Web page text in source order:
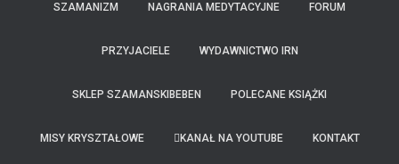
SZAMANIZM NAGRANIA MEDYTACYJNE FORUM
PRZYJACIELE WYDAWNICTWO IRN
SKLEP SZAMANSKIBEBEN POLECANE KSIĄŻKI
MISY KRYSZTAŁOWE KANAŁ NA YOUTUBE KONTAKT